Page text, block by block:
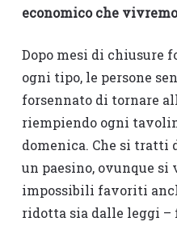
economico che vivremo
Dopo mesi di chiusure
ogni tipo, le persone
forsennato di tornare
riempiendo ogni
domenica. Che si tratti
un paesino, ovunque si
impossibili favoriti
ridotta sia dalle leggi